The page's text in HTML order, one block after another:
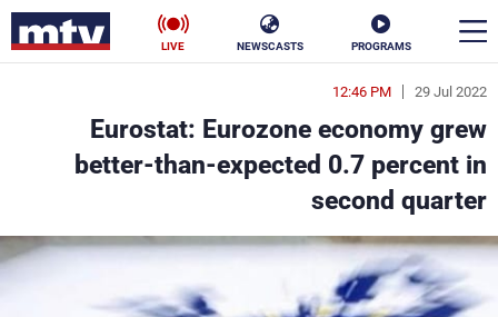
PROGRAMS
NEWSCASTS
LIVE
29 Jul 2022
12:46 PM
Eurostat: Eurozone economy grew
better-than-expected 0.7 percent in
second quarter
en
الأخبار
سياسة
إقتصاد فن
منوعات رياضة